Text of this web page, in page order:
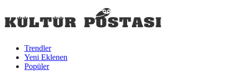
Trendler
Yeni Eklenen
Popüler